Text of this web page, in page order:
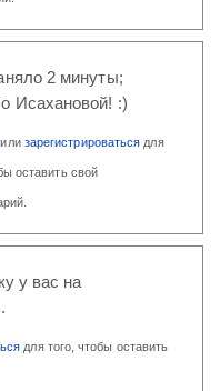
2 минуты;
Исахановой! :)
или зарегистрироваться для
оставить свой
у вас на
для того, чтобы оставить